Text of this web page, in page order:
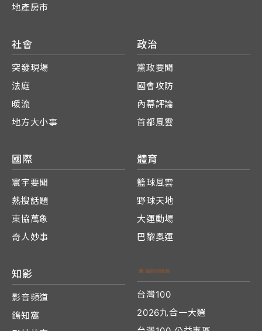
地產房市
社會
突發現場
法庭
暖流
地方大小事
政治
黨政要聞
國會攻防
內幕評論
首都風雲
國際
寰宇要聞
熱搜話題
東協萬象
奇人妙事
體育
籃球風雲
野球天地
大運動場
巴黎奧運
知影
影音頻道
鴿知窩
台灣100
2026九合一大選